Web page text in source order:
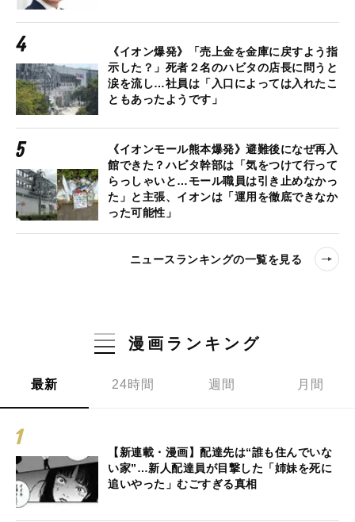
《イオン爆発》「売上金を金庫に戻すよう指
示した？」死者２名のハビタの店長に問うと
涙を流し…社員は「入口によっては入れたこ
ともあったようです」
《イオンモール熊本爆発》避難後になぜ再入
館できた？ハビタ幹部は「気をつけて行って
らっしゃいと…モール職員は引き止めなかっ
た」と主張、イオンは「運用を徹底できなか
った可能性」
ニュースランキングの一覧を見る
漫画ランキング
最新 24時間 週間 月間
【新連載・漫画】配達先は“誰も住んでいな
い家”…新人配達員が目撃した「姉妹を死に
追いやった」むごすぎる真相